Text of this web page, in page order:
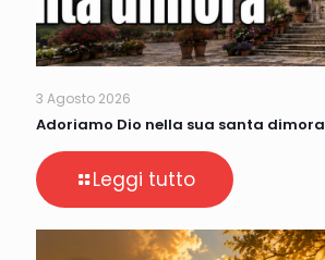
3 Agosto 2026
Adoriamo Dio nella sua santa dimora
Leggi tutto